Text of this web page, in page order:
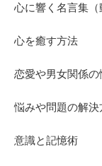
心に響く名言集（
心を癒す方法
恋愛や男女関係の
悩みや問題の解決
意識と記憶術